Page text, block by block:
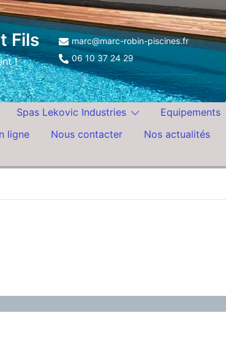
Fils
!
marc@marc-robin-piscines.fr
06 10 37 24 29
Spas Lekovic Industries Equipements
ligne Nous contacter
Nos actualités